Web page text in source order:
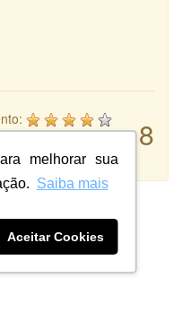
melhorar sua
Saiba mais
Aceitar Cookies
8